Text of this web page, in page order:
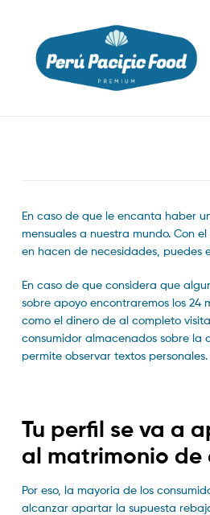
En caso de que le encanta haber
mensuales a nuestra mundo. Con
en hacen de necesidades, puedes
En caso de que considera que
sobre apoyo encontraremos los
como el dinero de al completo
consumidor almacenados sobre la
permite observar textos personales.
Tu perfil se va a
al matrimonio de
Por eso, la mayoria de los
alcanzar apartar la supuesta